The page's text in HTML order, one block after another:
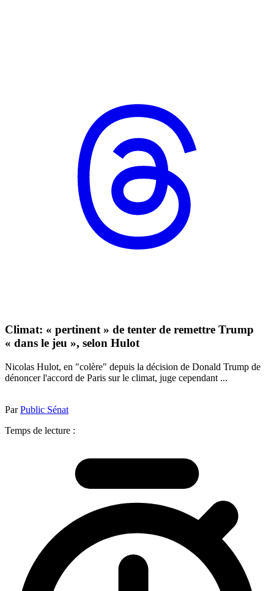
Climat: « pertinent » de tenter de remettre Trump
« dans le jeu », selon Hulot
Nicolas Hulot, en "colère" depuis la décision de Donald Trump de
dénoncer l'accord de Paris sur le climat, juge cependant ...
ParPublic Sénat
Temps de lecture :